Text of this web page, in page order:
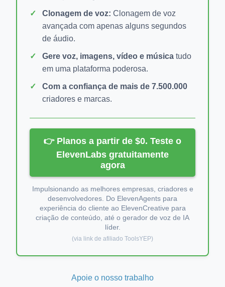
Clonagem de voz: Clonagem de voz
avançada com apenas alguns segundos
de áudio.
Gere voz, imagens, vídeo e música tudo
em uma plataforma poderosa.
Com a confiança de mais de 7.500.000
criadores e marcas.
👉 Planos a partir de $0. Teste o
ElevenLabs gratuitamente
agora
Impulsionando as melhores empresas, criadores e
desenvolvedores. Do ElevenAgents para
experiência do cliente ao ElevenCreative para
criação de conteúdo, até o gerador de voz de IA
líder.
(via link de afiliado ToolsYEP)
Apoie o nosso trabalho